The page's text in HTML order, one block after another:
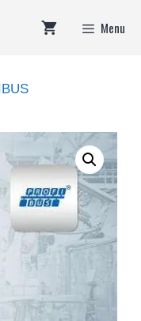
Menu